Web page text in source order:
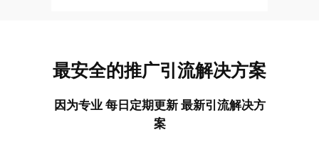
最安全的推广引流解决方案
因为专业 每日定期更新 最新引流解决方
案